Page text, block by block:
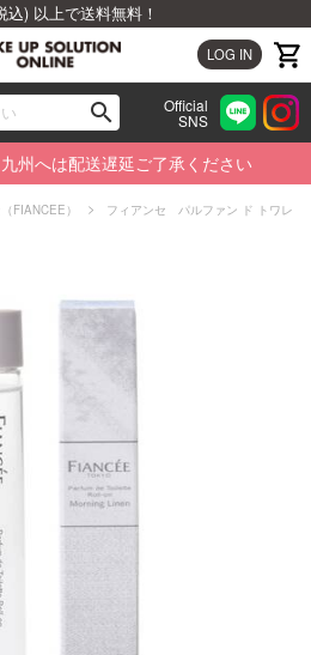
込) 以上で送料無料！
LOG IN
search Official
SNS
ら探す
州へは配送遅延ご了承ください
FIANCEE）
フィアンセ パルファン ド トワレ